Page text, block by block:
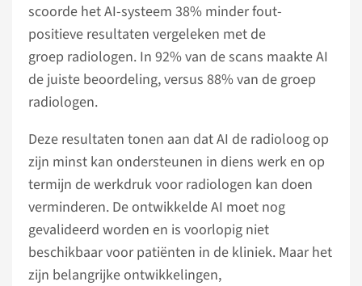
scoorde het AI-systeem 38% minder fout-
positieve resultaten vergeleken met de
groep radiologen. In 92% van de scans maakte AI
de juiste beoordeling, versus 88% van de groep
radiologen.
Deze resultaten tonen aan dat AI de radioloog op
zijn minst kan ondersteunen in diens werk en op
termijn de werkdruk voor radiologen kan doen
verminderen. De ontwikkelde AI moet nog
gevalideerd worden en is voorlopig niet
beschikbaar voor patiënten in de kliniek. Maar het
zijn belangrijke ontwikkelingen,